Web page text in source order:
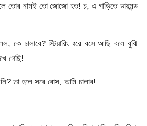
তোর নামই তো জোজো হত! চ, এ গাড়িতে ডায়মন্ড
কে চালাবে? স্টিয়ারিং ধরে বসে আছি বলে বুঝি
গেছি!
তা হলে সরে বোস, আমি চালাব!